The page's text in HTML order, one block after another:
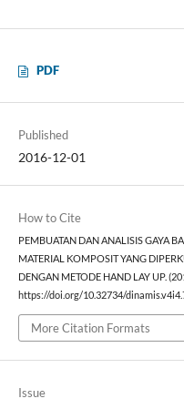
PDF
Published
2016-12-01
How to Cite
PEMBUATAN DAN ANALISIS GAYA
MATERIAL KOMPOSIT YANG
DENGAN METODE HAND LAY UP.
https://doi.org/10.32734/
More Citation Formats
Issue